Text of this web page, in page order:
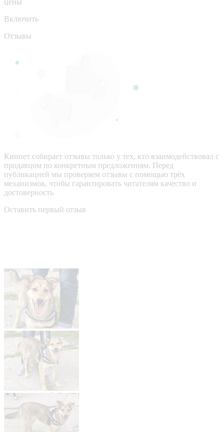
Включить
Отзывы
Кинпет собирает отзывы только у тех, кто взаимодействовал с
продавцом по конкретным предложениям. Перед
публикацией мы проверяем отзывы с помощью трёх
механизмов, чтобы гарантировать читателям качество и
достоверность
Оставить первый отзыв